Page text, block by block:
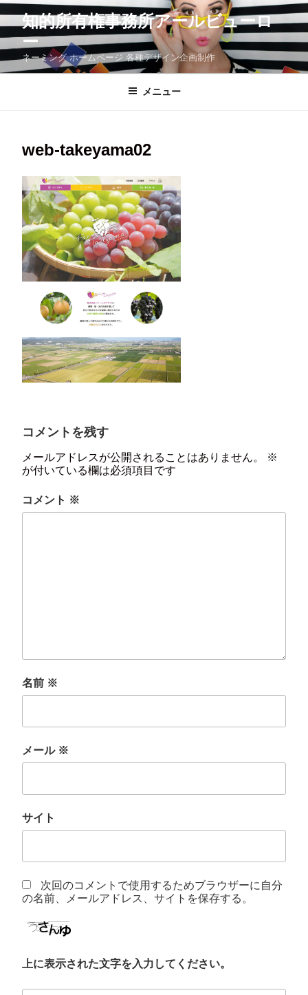
コ
ン
ツ
へ
知的所有権事務所アールビューロ
ー
ネーミング ホームページ 各種デザイン企画制作
メニュー
web-takeyama02
コメントを残す
メールアドレスが公開されることはありません。
※
が付いている欄は必須項目です
コメント ※
名前 ※
メール ※
サイト
次回のコメントで使用するためブラウザーに自分
の名前、メールアドレス、サイトを保存する。
上に表示された文字を入力してください。